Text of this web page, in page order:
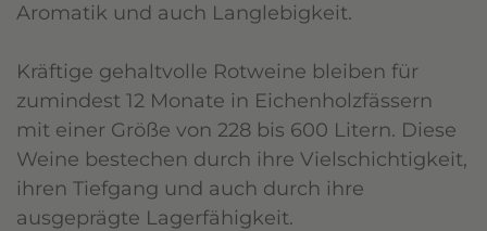
Aromatik und auch Langlebigkeit.
Kräftige gehaltvolle Rotweine bleiben für
zumindest 12 Monate in Eichenholzfässern
mit einer Größe von 228 bis 600 Litern. Diese
Weine bestechen durch ihre Vielschichtigkeit,
ihren Tiefgang und auch durch ihre
ausgeprägte Lagerfähigkeit.